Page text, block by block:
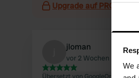
We
Upgrade auf PRO+ zur
jloman
vor 2 Wochen
Übersetzt von GoogleOriginal